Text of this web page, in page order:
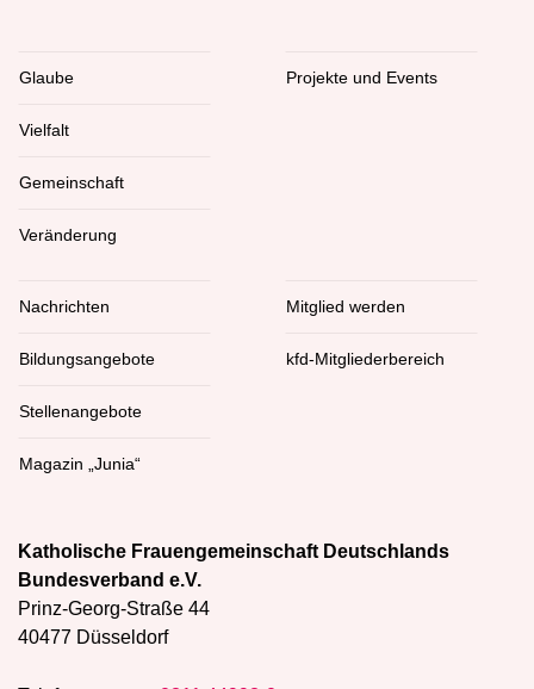
Glaube
Vielfalt
Gemeinschaft
Veränderung
Projekte und Events
Nachrichten
Bildungsangebote
Stellenangebote
Magazin „Junia“
Mitglied werden
kfd-Mitgliederbereich
Katholische Frauengemeinschaft Deutschlands
Bundesverband e.V.
Prinz-Georg-Straße 44
40477 Düsseldorf